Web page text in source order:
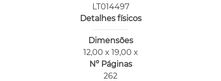
LT014497
Detalhes físicos
Dimensões
12,00 x 19,00 x
Nº Páginas
262